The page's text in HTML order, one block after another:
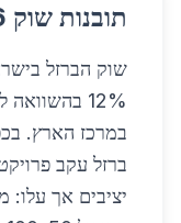
תובנות שוק 2026
12%
במרכז הארץ.
ברזל עקב